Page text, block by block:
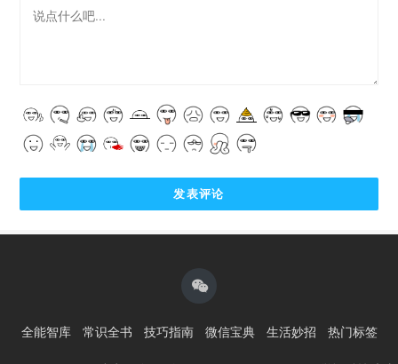
全能智库 常识全书 技巧指南 微信宝典 生活妙招 热门标签